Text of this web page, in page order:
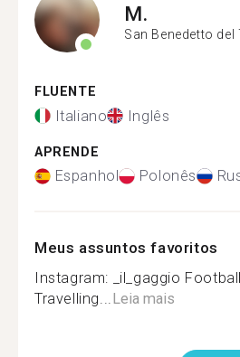
M.
San Benedetto del
FLUENTE
Italiano Inglês
APRENDE
Espanhol Polonês
Meus assuntos favoritos
Instagram: _il_gaggio
Travelling...Leia mais